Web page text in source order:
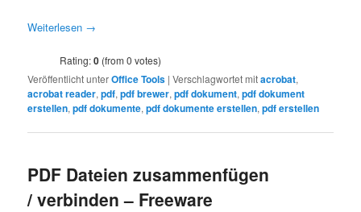
Weiterlesen →
Rating:0 (from 0 votes)
Veröffentlicht unterOffice Tools |Verschlagwortet mitacrobat,
acrobat reader,pdf,pdf brewer,pdf dokument,pdf dokument
erstellen,pdf dokumente,pdf dokumente erstellen,pdf erstellen
PDF Dateien zusammenfügen
/ verbinden – Freeware